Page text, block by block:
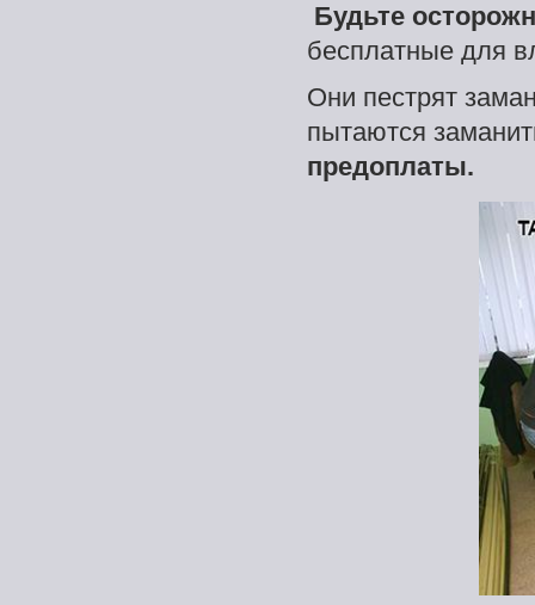
Будьте
бесплатные для
Они пестрят
пытаются
предоплаты.